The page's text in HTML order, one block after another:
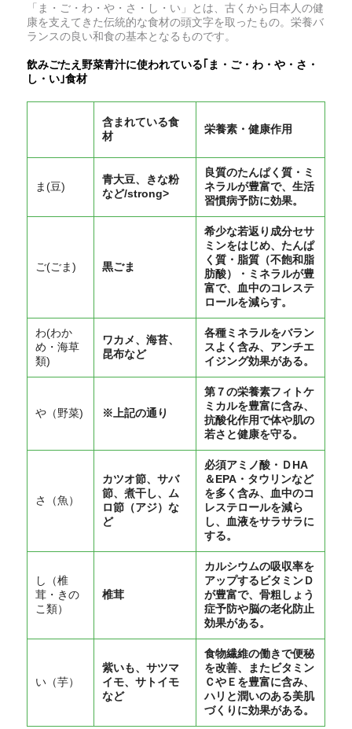
「ま・ご・わ・や・さ・し・い」とは、古くから日本人の健
康を支えてきた伝統的な食材の頭文字を取ったもの。栄養バ
ランスの良い和食の基本となるものです。
飲みごたえ野菜青汁に使われている｢ま・ご・わ・や・さ・
し・い｣食材
含まれている食
材
栄養素・健康作用
ま(豆)
青大豆、きな粉
など/strong>
良質のたんぱく質・ミ
ネラルが豊富で、生活
習慣病予防に効果。
ご(ごま) 黒ごま
希少な若返り成分セサ
ミンをはじめ、たんぱ
く質・脂質（不飽和脂
肪酸）・ミネラルが豊
富で、血中のコレステ
ロールを減らす。
わ(わか
め・海草
類)
ワカメ、海苔、
昆布など
各種ミネラルをバラン
スよく含み、アンチエ
イジング効果がある。
や（野菜) ※上記の通り
第７の栄養素フィトケ
ミカルを豊富に含み、
抗酸化作用で体や肌の
若さと健康を守る。
さ（魚）
カツオ節、サバ
節、煮干し、ム
ロ節（アジ）な
ど
必須アミノ酸・ＤHA
＆EPA・タウリンなど
を多く含み、血中のコ
レステロールを減ら
し、血液をサラサラに
する。
し（椎
茸・きの
こ類）
椎茸
カルシウムの吸収率を
アップするビタミンＤ
が豊富で、骨粗しょう
症予防や脳の老化防止
効果がある。
い（芋）
紫いも、サツマ
イモ、サトイモ
など
食物繊維の働きで便秘
を改善、またビタミン
ＣやＥを豊富に含み、
ハリと潤いのある美肌
づくりに効果がある。